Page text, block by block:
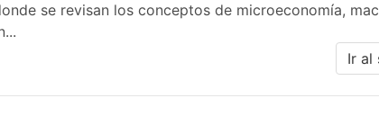
se revisan los conceptos de microeconomía,
Ir al